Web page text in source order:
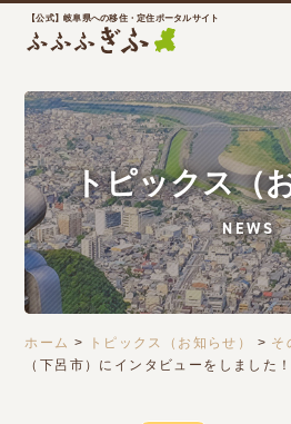
【公式】岐阜県への移住・定住ポータルサイト
トピックス（
NEWS
ホーム > トピックス（お知らせ） > そ
（下呂市）にインタビューをしました！